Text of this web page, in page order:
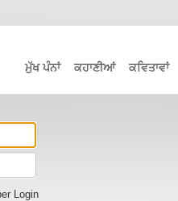
ਮੁੱਖ ਪੰਨਾਂ ਕਹਾਣੀਆਂ ਕਵਿਤਾਵਾਂ
Login